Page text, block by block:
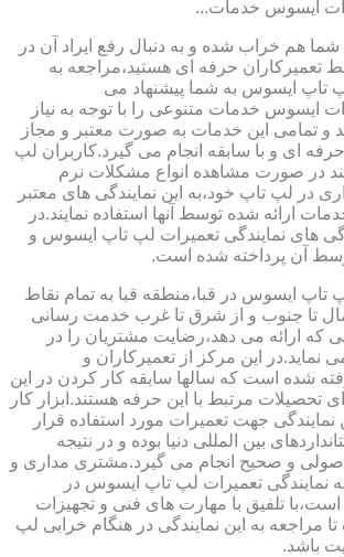
ایسوس خدمات...
هم خراب شده و به دنبال رفع ایراد آن در
تعمیرکاران حرفه ای هستید،مراجعه به
تاپ ایسوس به شما پیشنهاد می
ایسوس خدمات متنوعی را با توجه به نیاز
و تمامی این خدمات به صورت معتبر و مجاز
ای و با سابقه انجام می گیرد.کاربران لپ
در صورت مشاهده انواع مشکلات نرم
در لپ تاپ خود،به این نمایندگی های معتبر
ارائه شده توسط آنها استفاده نمایند.در
های نمایندگی تعمیرات لپ تاپ ایسوس و
آن پرداخته شده است.
تاپ ایسوس در قبا،منطقه قبا به تمام نقاط
تا جنوب و از شرق تا غرب خدمت رسانی
که ارائه می دهد،رضایت مشتریان را در
این مرکز از تعمیرکاران و
شده است که سالها سابقه کار کردن در این
تحصیلات مرتبط با این حرفه هستند.ابزار کار
نمایندگی جهت تعمیرات مورد استفاده قرار
بین المللی دنیا بوده و در نتیجه
و صحیح انجام می گیرد.مشتری مداری و
تعمیرات لپ تاپ ایسوس در
است،با تلفیق با مهارت های فنی و تجهیزات
مراجعه به این نمایندگی در هنگام خرابی لپ
باشد.